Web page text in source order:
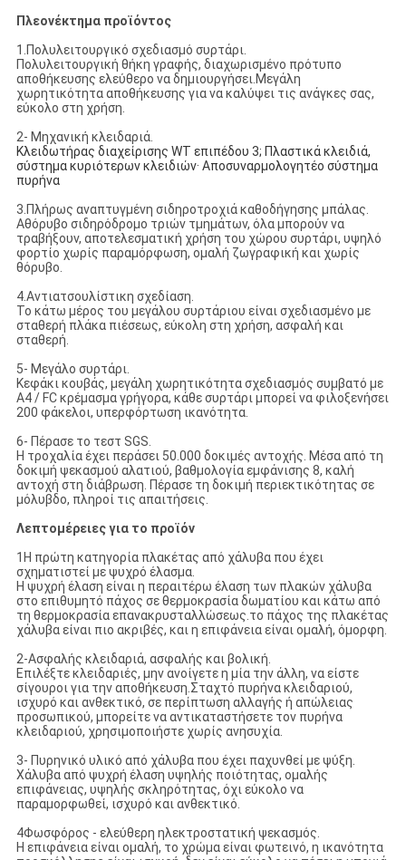
Πλεονέκτημα προϊόντος
1.Πολυλειτουργικό σχεδιασμό συρτάρι.
Πολυλειτουργική θήκη γραφής, διαχωρισμένο πρότυπο
αποθήκευσης ελεύθερο να δημιουργήσει.Μεγάλη
χωρητικότητα αποθήκευσης για να καλύψει τις ανάγκες σας,
εύκολο στη χρήση.
2- Μηχανική κλειδαριά.
Κλειδωτήρας διαχείρισης WT επιπέδου 3; Πλαστικά κλειδιά,
σύστημα κυριότερων κλειδιών· Αποσυναρμολογητέο σύστημα
πυρήνα
3.Πλήρως αναπτυγμένη σιδηροτροχιά καθοδήγησης μπάλας.
Αθόρυβο σιδηρόδρομο τριών τμημάτων, όλα μπορούν να
τραβήξουν, αποτελεσματική χρήση του χώρου συρτάρι, υψηλό
φορτίο χωρίς παραμόρφωση, ομαλή ζωγραφική και χωρίς
θόρυβο.
4.Αντιατσουλίστικη σχεδίαση.
Το κάτω μέρος του μεγάλου συρτάριου είναι σχεδιασμένο με
σταθερή πλάκα πιέσεως, εύκολη στη χρήση, ασφαλή και
σταθερή.
5- Μεγάλο συρτάρι.
Κεφάκι κουβάς, μεγάλη χωρητικότητα σχεδιασμός συμβατό με
A4 / FC κρέμασμα γρήγορα, κάθε συρτάρι μπορεί να φιλοξενήσει
200 φάκελοι, υπερφόρτωση ικανότητα.
6- Πέρασε το τεστ SGS.
Η τροχαλία έχει περάσει 50.000 δοκιμές αντοχής. Μέσα από τη
δοκιμή ψεκασμού αλατιού, βαθμολογία εμφάνισης 8, καλή
αντοχή στη διάβρωση. Πέρασε τη δοκιμή περιεκτικότητας σε
μόλυβδο, πληροί τις απαιτήσεις.
Λεπτομέρειες για το προϊόν
1Η πρώτη κατηγορία πλακέτας από χάλυβα που έχει
σχηματιστεί με ψυχρό έλασμα.
Η ψυχρή έλαση είναι η περαιτέρω έλαση των πλακών χάλυβα
στο επιθυμητό πάχος σε θερμοκρασία δωματίου και κάτω από
τη θερμοκρασία επανακρυσταλλώσεως.το πάχος της πλακέτας
χάλυβα είναι πιο ακριβές, και η επιφάνεια είναι ομαλή, όμορφη.
2-Ασφαλής κλειδαριά, ασφαλής και βολική.
Επιλέξτε κλειδαριές, μην ανοίγετε η μία την άλλη, να είστε
σίγουροι για την αποθήκευση.Σταχτό πυρήνα κλειδαριού,
ισχυρό και ανθεκτικό, σε περίπτωση αλλαγής ή απώλειας
προσωπικού, μπορείτε να αντικαταστήσετε τον πυρήνα
κλειδαριού, χρησιμοποιήστε χωρίς ανησυχία.
3- Πυρηνικό υλικό από χάλυβα που έχει παχυνθεί με ψύξη.
Χάλυβα από ψυχρή έλαση υψηλής ποιότητας, ομαλής
επιφάνειας, υψηλής σκληρότητας, όχι εύκολο να
παραμορφωθεί, ισχυρό και ανθεκτικό.
4Φωσφόρος - ελεύθερη ηλεκτροστατική ψεκασμός.
Η επιφάνεια είναι ομαλή, το χρώμα είναι φωτεινό, η ικανότητα